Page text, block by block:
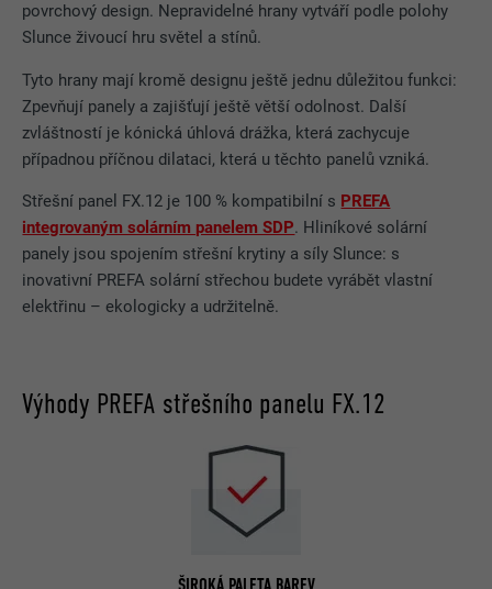
povrchový design. Nepravidelné hrany vytváří podle polohy
Slunce živoucí hru světel a stínů.
Tyto hrany mají kromě designu ještě jednu důležitou funkci:
Zpevňují panely a zajišťují ještě větší odolnost. Další
zvláštností je kónická úhlová drážka, která zachycuje
případnou příčnou dilataci, která u těchto panelů vzniká.
Střešní panel FX.12 je 100 % kompatibilní s PREFA
integrovaným solárním panelem SDP. Hliníkové solární
panely jsou spojením střešní krytiny a síly Slunce: s
inovativní PREFA solární střechou budete vyrábět vlastní
elektřinu – ekologicky a udržitelně.
Výhody PREFA střešního panelu FX.12